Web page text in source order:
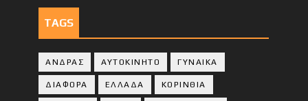
TAGS
ΑΝΔΡΑΣ ΑΥΤΟΚΙΝΗΤΟ ΓΥΝΑΙΚΑ
ΔΙΑΦΟΡΑ ΕΛΛΑΔΑ ΚΟΡΙΝΘΙΑ